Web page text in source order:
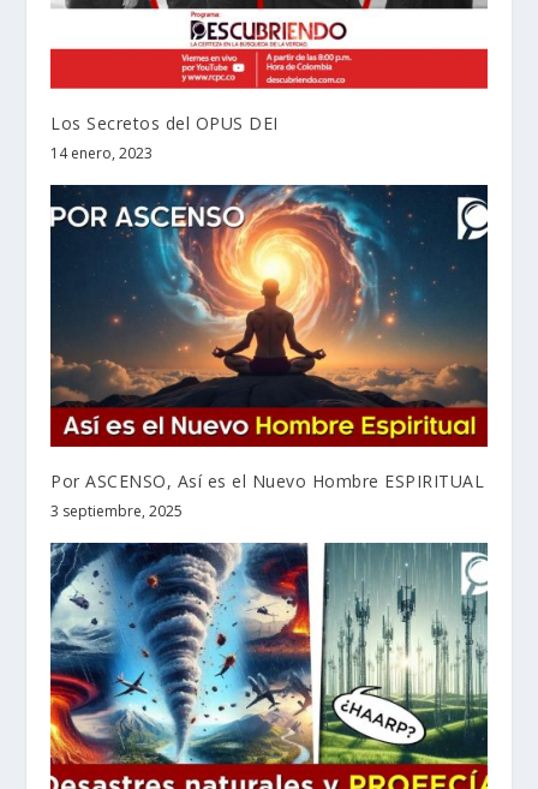
Los Secretos del OPUS DEI
14 enero, 2023
Por ASCENSO, Así es el Nuevo Hombre ESPIRITUAL
3 septiembre, 2025